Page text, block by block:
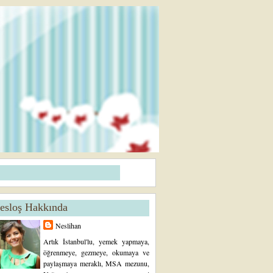
Hakkında
Neslihan
Artık İstanbul'lu, yemek yapmaya,
öğrenmeye, gezmeye, okumaya ve
paylaşmaya meraklı, MSA mezunu,